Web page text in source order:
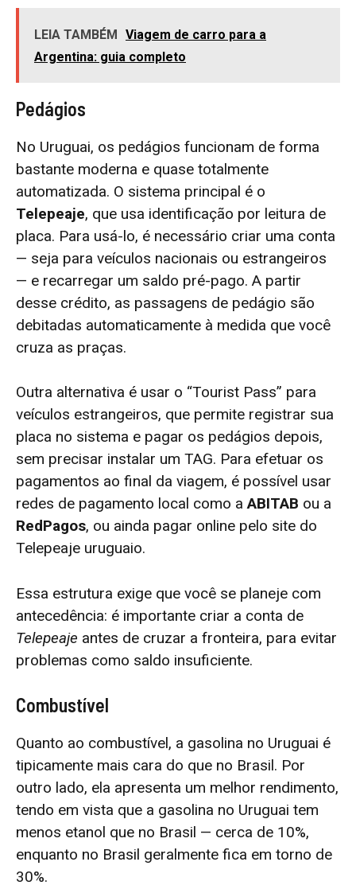
LEIA TAMBÉM Viagem de carro para a
Argentina: guia completo
Pedágios
No Uruguai, os pedágios funcionam de forma
bastante moderna e quase totalmente
automatizada. O sistema principal é o
Telepeaje, que usa identificação por leitura de
placa. Para usá-lo, é necessário criar uma conta
— seja para veículos nacionais ou estrangeiros
— e recarregar um saldo pré-pago. A partir
desse crédito, as passagens de pedágio são
debitadas automaticamente à medida que você
cruza as praças.
Outra alternativa é usar o “Tourist Pass” para
veículos estrangeiros, que permite registrar sua
placa no sistema e pagar os pedágios depois,
sem precisar instalar um TAG. Para efetuar os
pagamentos ao final da viagem, é possível usar
redes de pagamento local como aABITAB ou a
RedPagos, ou ainda pagar online pelo site do
Telepeaje uruguaio.
Essa estrutura exige que você se planeje com
antecedência: é importante criar a conta de
Telepeaje antes de cruzar a fronteira, para evitar
problemas como saldo insuficiente.
Combustível
Quanto ao combustível, a gasolina no Uruguai é
tipicamente mais cara do que no Brasil. Por
outro lado, ela apresenta um melhor rendimento,
tendo em vista que a gasolina no Uruguai tem
menos etanol que no Brasil — cerca de 10%,
enquanto no Brasil geralmente fica em torno de
30%.